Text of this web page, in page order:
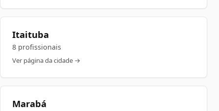
Itaituba
8 profissionais
Ver página da cidade →
Marabá